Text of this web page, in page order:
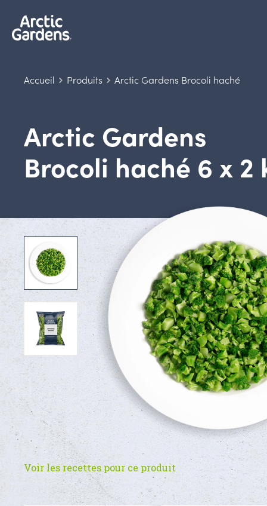
Accueil Produits Arctic Gardens Brocoli haché
Arctic Gardens
Brocoli haché 6 x 2
Voir les recettes pour ce produit